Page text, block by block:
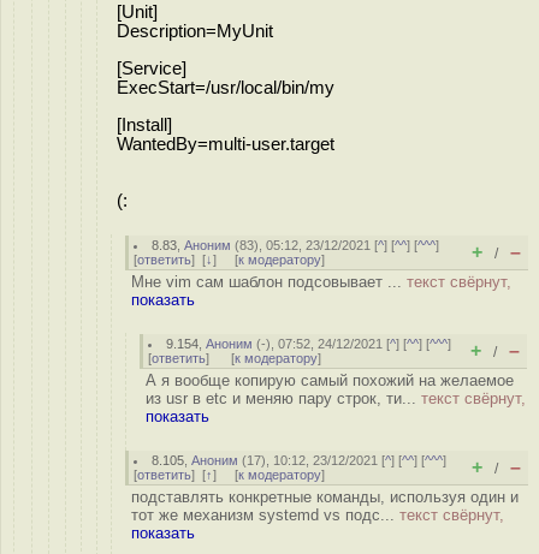
[Unit]
Description=MyUnit
[Service]
ExecStart=/usr/local/bin/my
[Install]
WantedBy=multi-user.target
(:
8.83 ,Аноним (83), 05:12, 23/12/2021 [^] [^^] [^^^]
[ответить] [↓] [к модератору] + / –
Мне vim сам шаблон подсовывает ... текст свёрнут,
показать
9.154 ,Аноним (-), 07:52, 24/12/2021 [^] [^^] [^^^]
[ответить] [к модератору] + / –
А я вообще копирую самый похожий на желаемое
из usr в etc и меняю пару строк, ти... текст свёрнут,
показать
8.105 ,Аноним (17), 10:12, 23/12/2021 [^] [^^] [^^^]
[ответить] [↑] [к модератору] + / –
подставлять конкретные команды, используя один и
тот же механизм systemd vs подс... текст свёрнут,
показать